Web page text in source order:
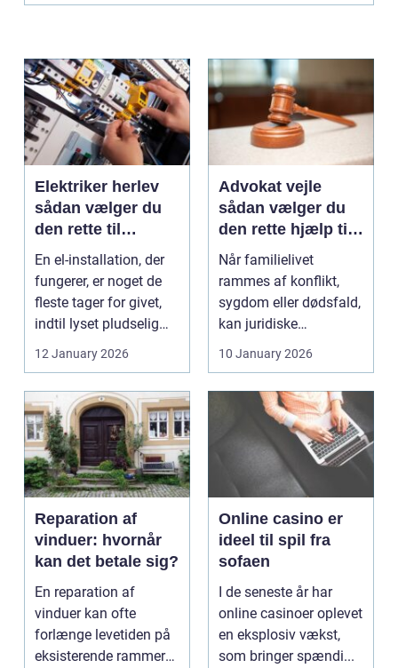
Elektriker herlev
sådan vælger du
den rette til
opgaven
En el-installation, der
fungerer, er noget de
fleste tager for givet,
indtil lyset pludselig
går, el...
12 January 2026
Advokat vejle
sådan vælger du
den rette hjælp til
familien
Når familielivet
rammes af konflikt,
sygdom eller dødsfald,
kan juridiske
spørgsmål hurtigt
10 January 2026
Reparation af
vinduer: hvornår
kan det betale sig?
En reparation af
vinduer kan ofte
forlænge levetiden på
eksisterende rammer
Online casino er
ideel til spil fra
sofaen
I de seneste år har
online casinoer oplevet
en eksplosiv vækst,
som bringer spændi...